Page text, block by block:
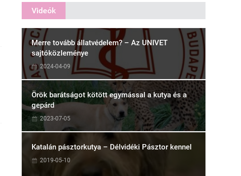
Videók
Merre tovább állatvédelem? – Az UNIVET
sajtóközleménye
2024-04-09
Örök barátságot kötött egymással a kutya és a
gepárd
2023-07-05
Katalán pásztorkutya – Délvidéki Pásztor kennel
2019-05-10